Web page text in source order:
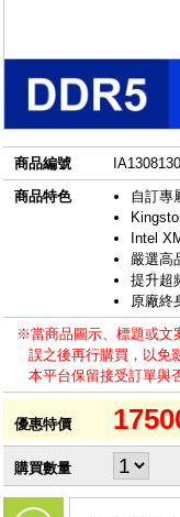
商品編號
商品特色
自訂專
Intel
嚴選高
提升超
原廠終
※當商品圖示、標題或文
誤之後再行購買，以免
本平台保留接受訂單與
優惠特價
購買數量